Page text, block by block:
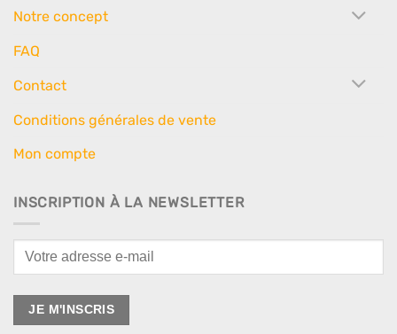
Notre concept
FAQ
Contact
Conditions générales de vente
Mon compte
INSCRIPTION À LA NEWSLETTER